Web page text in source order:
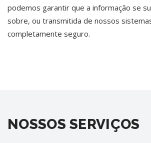
podemos garantir que a informação se
sobre, ou transmitida de nossos
completamente seguro.
NOSSOS SERVIÇOS